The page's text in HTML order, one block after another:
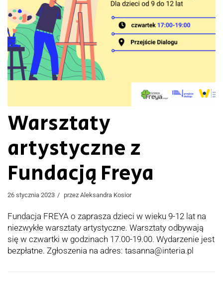
Warsztaty
artystyczne z
Fundacją Freya
26 stycznia 2023 przez Aleksandra Kosior
Fundacja FREYA o zaprasza dzieci w wieku 9-12 lat na
niezwykłe warsztaty artystyczne. Warsztaty odbywają
się w czwartki w godzinach 17.00-19.00. Wydarzenie jest
bezpłatne. Zgłoszenia na adres: tasanna@interia.pl